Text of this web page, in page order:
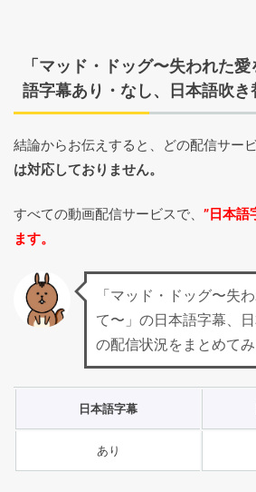
「マッド・ドッグ〜失われた
語字幕あり・なし、日本語吹き
結論からお伝えすると、どの配信サー
は対応しておりません。
すべての動画配信サービスで、 ”日本語
ます。
「マッド・ドッグ〜失
て〜」の日本語字幕、
の配信状況をまとめてみ
日本語字幕
あり